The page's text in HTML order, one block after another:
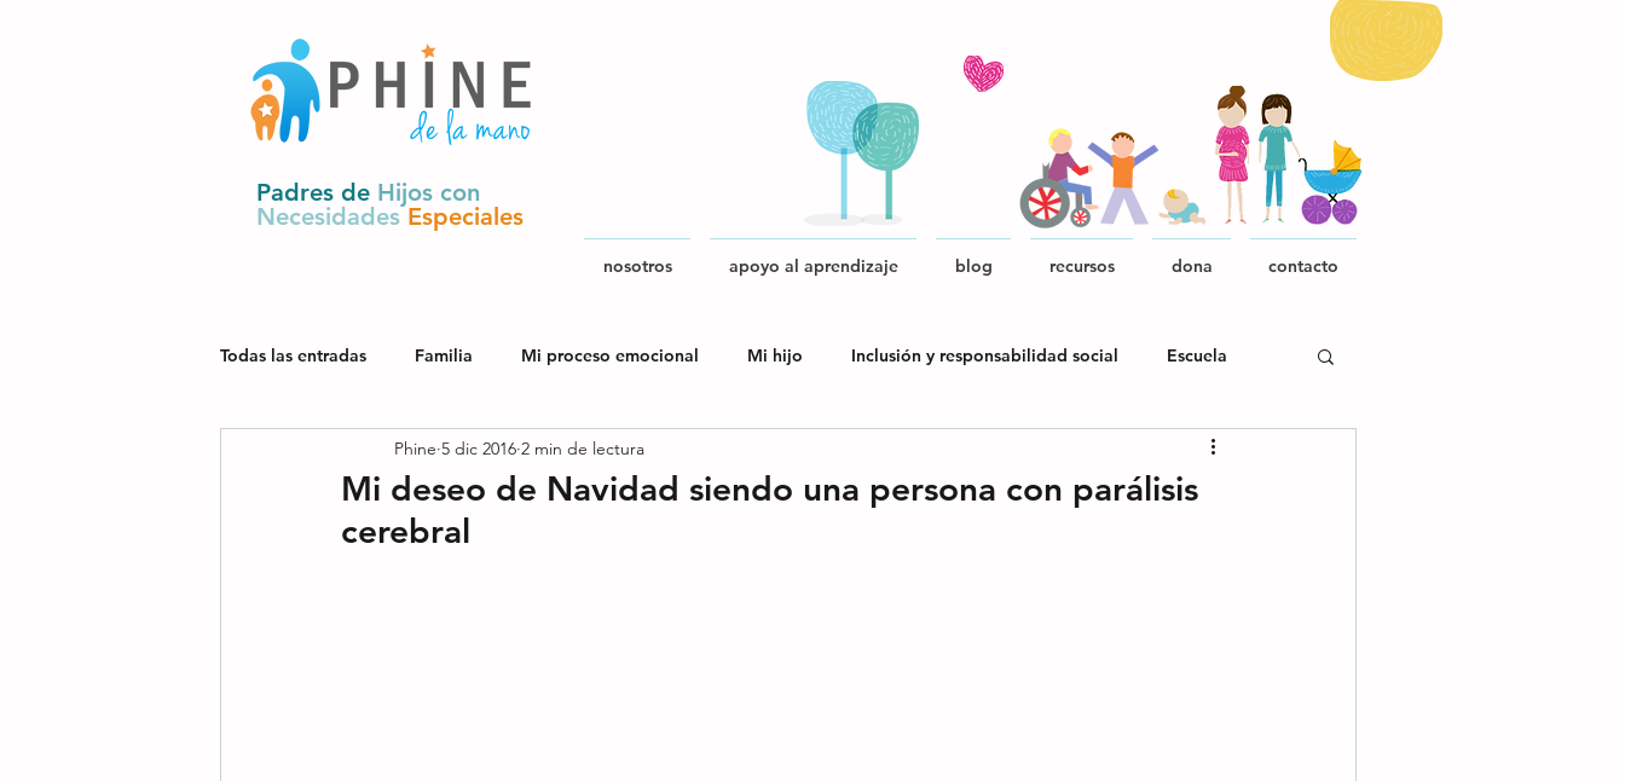
Padres de Hijos con
NecesidadesEspeciales
nosotros apoyo al aprendizaje blog recursos dona contacto
Todas las entradas Familia Mi proceso emocional Mi hijo Inclusión y responsabilidad social Escuela
Derechos y política pública
Mi deseo de Navidad siendo una persona con parálisis
cerebral
Phine 5 dic 2016 2 min de lectura